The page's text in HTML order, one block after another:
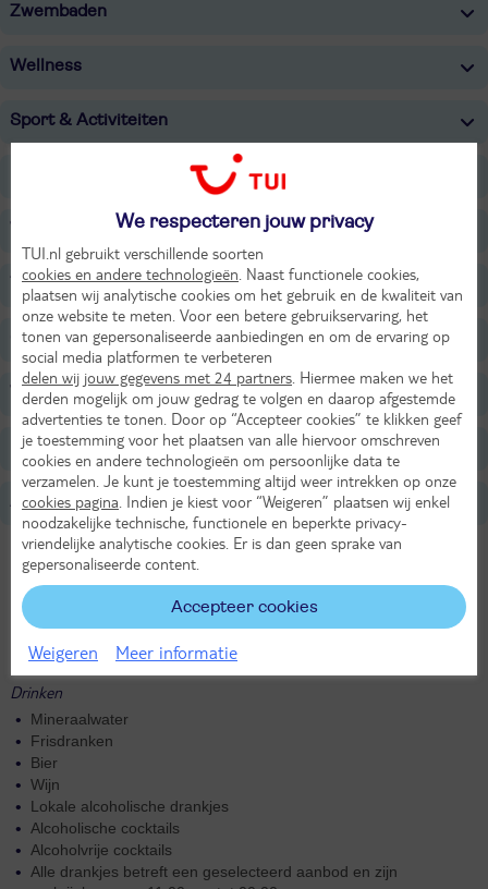
Zwembaden
Wellness
Sport & Activiteiten
Voor de kinderen
Tip
Overige informatie
Verzorging
Belangrijke informatie
All Inclusive
Eten
Ontbijt (07:30-10:00 uur)
Lunch (12:30-14:00 uur)
Tea time (16:00-17:00 uur)
Diner in buffetvorm (19:30-21:00 uur)
Drinken
Mineraalwater
Frisdranken
Bier
Wijn
Lokale alcoholische drankjes
Alcoholische cocktails
Alcoholvrije cocktails
Alle drankjes betreft een geselecteerd aanbod en zijn
We respecteren jouw privacy
TUI.nl gebruikt verschillende soorten
cookies en andere technologieën . Naast functionele cookies,
plaatsen wij analytische cookies om het gebruik en de kwaliteit van
onze website te meten. Voor een betere gebruikservaring, het
tonen van gepersonaliseerde aanbiedingen en om de ervaring op
social media platformen te verbeteren
delen wij jouw gegevens met 24 partners . Hiermee maken we het
derden mogelijk om jouw gedrag te volgen en daarop afgestemde
advertenties te tonen. Door op “Accepteer cookies” te klikken geef
je toestemming voor het plaatsen van alle hiervoor omschreven
cookies en andere technologieën om persoonlijke data te
verzamelen. Je kunt je toestemming altijd weer intrekken op onze
cookies pagina . Indien je kiest voor “Weigeren” plaatsen wij enkel
noodzakelijke technische, functionele en beperkte privacy-
vriendelijke analytische cookies. Er is dan geen sprake van
gepersonaliseerde content.
Accepteer cookies
Weigeren Meer informatie